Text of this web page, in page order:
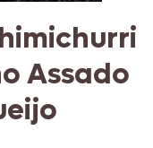
Assado